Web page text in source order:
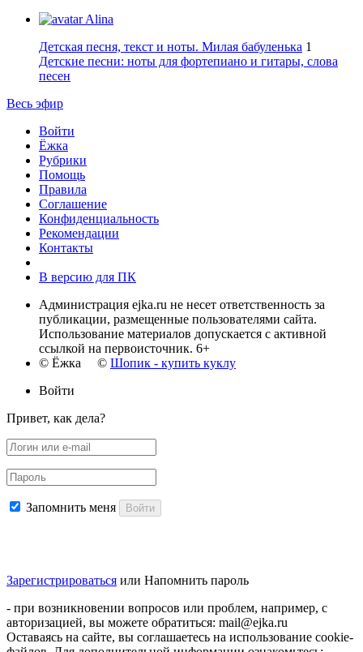
Alina
Детская песня, текст и ноты. Милая бабуленька 1
Детские песни: ноты для фортепиано и гитары, слова
песен
Весь эфир
Войти
Ёжка
Рубрики
Помощь
Правила
Соглашение
Конфиденциальность
Рекомендации
Контакты
В версию для ПК
Администрация ejka.ru не несет ответственность за
публикации, размещенные пользователями сайта.
Использование материалов допускается с активной
ссылкой на первоисточник. 6+
© Ёжка © Шопик - купить куклу
Войти
Привет, как дела?
Запомнить меня Войти
Зарегистрироваться или Напомнить пароль
- при возникновении вопросов или проблем, например, с
авторизацией, вы можете обратиться: mail@ejka.ru
Оставаясь на сайте, вы соглашаетесь на использование cookie-